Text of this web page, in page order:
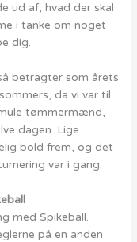
ud af, hvad der skal
i tanke om noget
dig.
betragter som årets
da vi var til
tømmermænd,
dagen. Lige
bold frem, og det
var i gang.
med Spikeball.
på en anden